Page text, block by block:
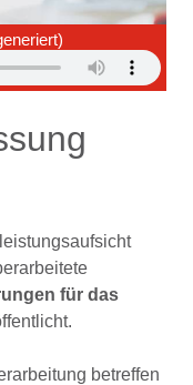
für das
betreffen